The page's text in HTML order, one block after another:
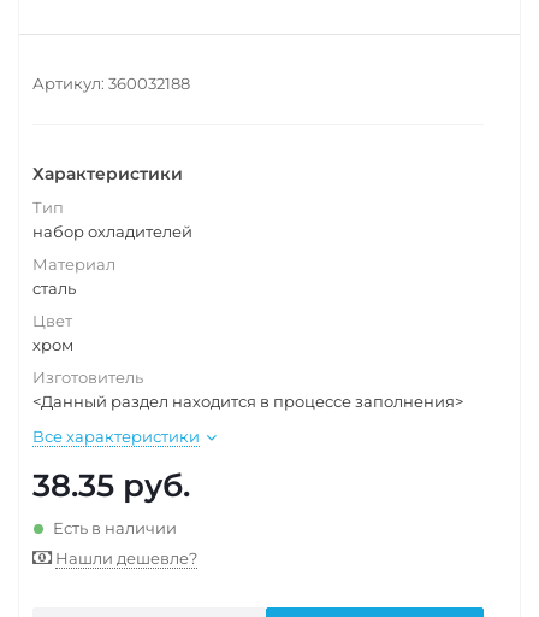
Артикул: 360032188
Характеристики
Тип
набор охладителей
Материал
сталь
Цвет
хром
Изготовитель
<Данный раздел находится в процессе заполнения>
Все характеристики
38.35 руб.
Есть в наличии
Нашли дешевле?